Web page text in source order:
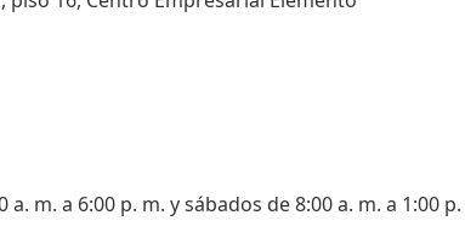
a. m. a 6:00 p. m. y sábados de 8:00 a. m. a 1:00 p.